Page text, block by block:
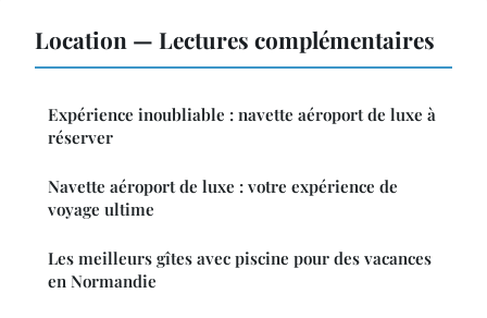
Location — Lectures complémentaires
Expérience inoubliable : navette aéroport de luxe à
réserver
Navette aéroport de luxe : votre expérience de
voyage ultime
Les meilleurs gîtes avec piscine pour des vacances
en Normandie